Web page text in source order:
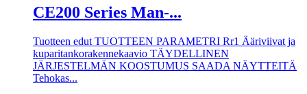
CE200 Series Man-...
Tuotteen edut TUOTTEEN PARAMETRI Rr1 Ääriviivat ja
kuparitankorakennekaavio TÄYDELLINEN
JÄRJESTELMÄN KOOSTUMUS SAADA NÄYTTEITÄ
Tehokas...